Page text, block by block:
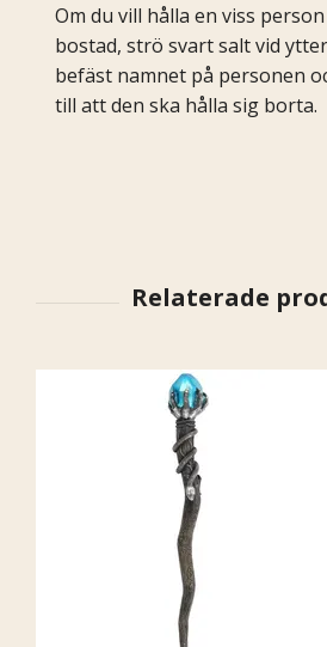
Om du vill hålla en viss
bostad, strö svart salt vid
befäst namnet på personen
till att den ska hålla sig borta.